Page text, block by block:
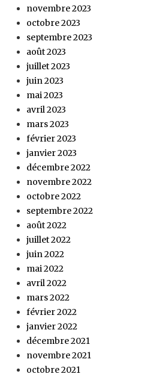
novembre 2023
octobre 2023
septembre 2023
août 2023
juillet 2023
juin 2023
mai 2023
avril 2023
mars 2023
février 2023
janvier 2023
décembre 2022
novembre 2022
octobre 2022
septembre 2022
août 2022
juillet 2022
juin 2022
mai 2022
avril 2022
mars 2022
février 2022
janvier 2022
décembre 2021
novembre 2021
octobre 2021